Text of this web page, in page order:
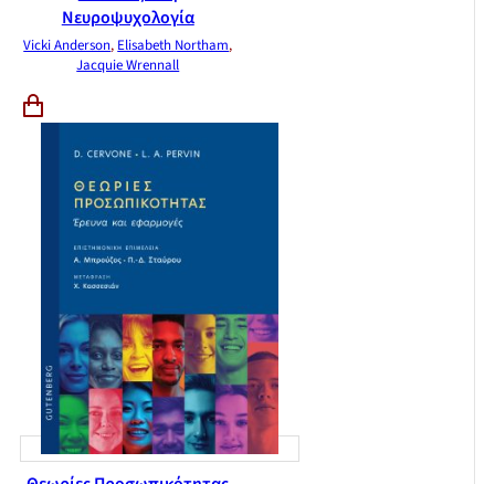
Νευροψυχολογία
Vicki Anderson, Elisabeth Northam,
Jacquie Wrennall